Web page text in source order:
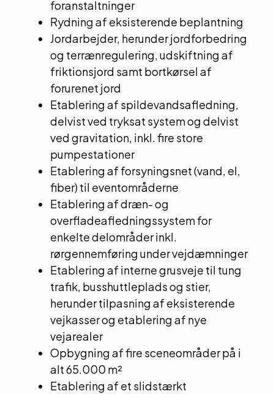
foranstaltninger
Rydning af eksisterende beplantning
Jordarbejder, herunder jordforbedring
og terrænregulering, udskiftning af
friktionsjord samt bortkørsel af
forurenet jord
Etablering af spildevandsafledning,
delvist ved tryksat system og delvist
ved gravitation, inkl. fire store
pumpestationer
Etablering af forsyningsnet (vand, el,
fiber) til eventområderne
Etablering af dræn- og
overfladeafledningssystem for
enkelte delområder inkl.
rørgennemføring under vejdæmninger
Etablering af interne grusveje til tung
trafik, busshuttleplads og stier,
herunder tilpasning af eksisterende
vejkasser og etablering af nye
vejarealer
Opbygning af fire sceneområder på i
alt 65.000 m²
Etablering af et slidstærkt